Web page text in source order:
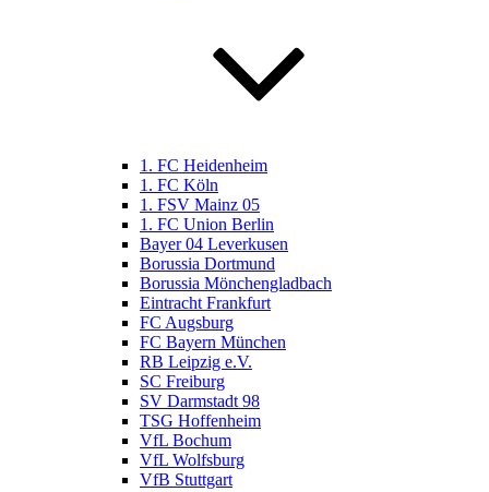
1. FC Heidenheim
1. FC Köln
1. FSV Mainz 05
1. FC Union Berlin
Bayer 04 Leverkusen
Borussia Dortmund
Borussia Mönchengladbach
Eintracht Frankfurt
FC Augsburg
FC Bayern München
RB Leipzig e.V.
SC Freiburg
SV Darmstadt 98
TSG Hoffenheim
VfL Bochum
VfL Wolfsburg
VfB Stuttgart